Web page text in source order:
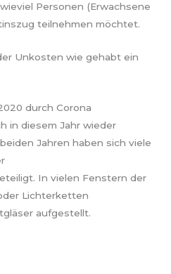
Personen (Erwachsene
teilnehmen möchtet.
Unkosten wie gehabt ein
durch Corona
in diesem Jahr wieder
Jahren haben sich viele
In vielen Fenstern der
Lichterketten
aufgestellt.